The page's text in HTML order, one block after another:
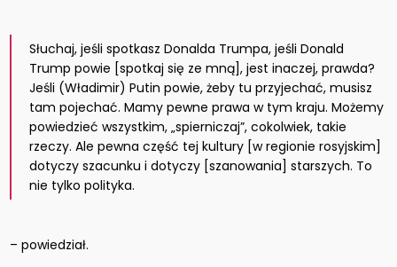
Słuchaj, jeśli spotkasz Donalda Trumpa, jeśli Donald
Trump powie [spotkaj się ze mną], jest inaczej, prawda?
Jeśli (Władimir) Putin powie, żeby tu przyjechać, musisz
tam pojechać. Mamy pewne prawa w tym kraju. Możemy
powiedzieć wszystkim, „spierniczaj”, cokolwiek, takie
rzeczy. Ale pewna część tej kultury [w regionie rosyjskim]
dotyczy szacunku i dotyczy [szanowania] starszych. To
nie tylko polityka.
– powiedział.